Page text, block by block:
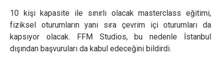
10 kişi kapasite ile sınırlı olacak masterclass eğitimi,
fiziksel oturumların yanı sıra çevrim içi oturumları da
kapsıyor olacak. FFM Studios, bu nedenle İstanbul
dışından başvuruları da kabul edeceğini bildirdi.